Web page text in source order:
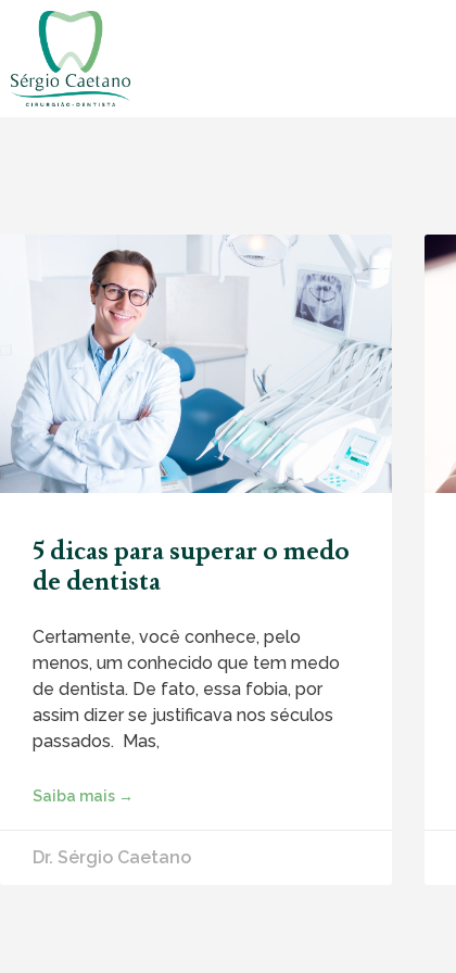
5 dicas para superar o medo
de dentista
Certamente, você conhece, pelo
menos, um conhecido que tem medo
de dentista. De fato, essa fobia, por
assim dizer se justificava nos séculos
passados. Mas,
Saiba mais →
Dr. Sérgio Caetano